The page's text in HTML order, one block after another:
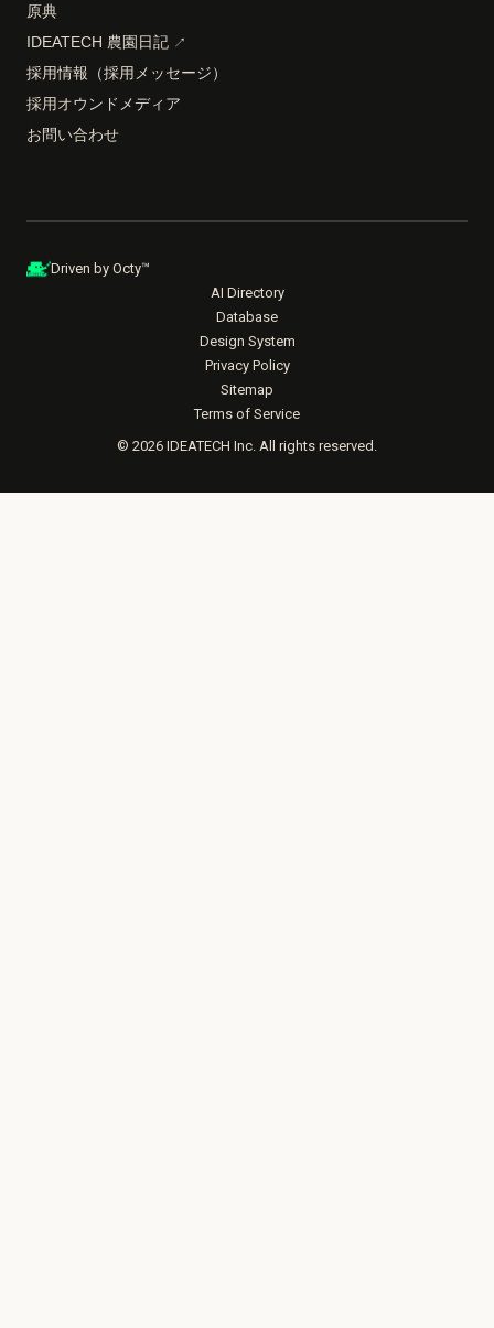
原典
IDEATECH 農園日記 ↗
採用情報（採用メッセージ）
採用オウンドメディア
お問い合わせ
Driven by Octy™
© 2026 IDEATECH Inc. All rights reserved.
AI Directory
Database
Design System
Privacy Policy
Sitemap
Terms of Service